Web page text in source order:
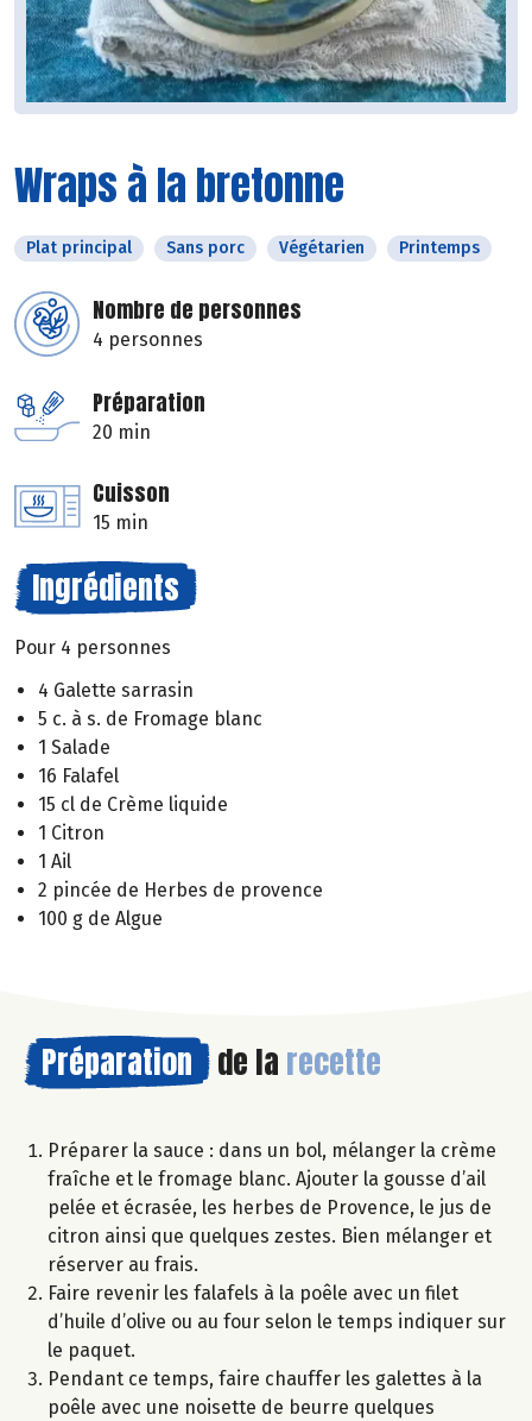
Wraps à la bretonne
Plat principal Sans porc Végétarien Printemps
Nombre de personnes
4 personnes
Préparation
20 min
Cuisson
15 min
Ingrédients
Pour 4 personnes
4 Galette sarrasin
5 c. à s. de Fromage blanc
1 Salade
16 Falafel
15 cl de Crème liquide
1 Citron
1 Ail
2 pincée de Herbes de provence
100 g de Algue
Préparation de la recette
Préparer la sauce : dans un bol, mélanger la crème
fraîche et le fromage blanc. Ajouter la gousse d’ail
pelée et écrasée, les herbes de Provence, le jus de
citron ainsi que quelques zestes. Bien mélanger et
réserver au frais.
Faire revenir les falafels à la poêle avec un filet
d’huile d’olive ou au four selon le temps indiquer sur
le paquet.
Pendant ce temps, faire chauffer les galettes à la
poêle avec une noisette de beurre quelques